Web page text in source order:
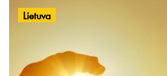
Lietuva